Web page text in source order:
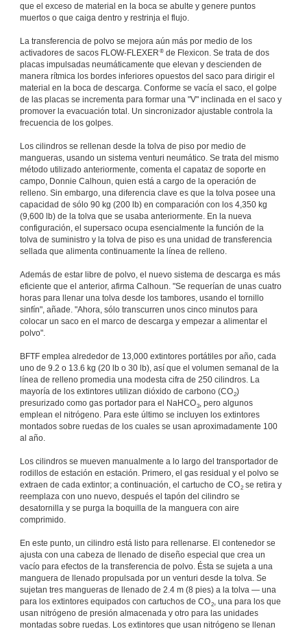
que el exceso de material en la boca se abulte y genere puntos
muertos o que caiga dentro y restrinja el flujo.
La transferencia de polvo se mejora aún más por medio de los
activadores de sacos FLOW-FLEXER ® de Flexicon. Se trata de dos
placas impulsadas neumáticamente que elevan y descienden de
manera rítmica los bordes inferiores opuestos del saco para dirigir el
material en la boca de descarga. Conforme se vacía el saco, el golpe
de las placas se incrementa para formar una "V" inclinada en el saco y
promover la evacuación total. Un sincronizador ajustable controla la
frecuencia de los golpes.
Los cilindros se rellenan desde la tolva de piso por medio de
mangueras, usando un sistema venturi neumático. Se trata del mismo
método utilizado anteriormente, comenta el capataz de soporte en
campo, Donnie Calhoun, quien está a cargo de la operación de
relleno. Sin embargo, una diferencia clave es que la tolva posee una
capacidad de sólo 90 kg (200 lb) en comparación con los 4,350 kg
(9,600 lb) de la tolva que se usaba anteriormente. En la nueva
configuración, el supersaco ocupa esencialmente la función de la
tolva de suministro y la tolva de piso es una unidad de transferencia
sellada que alimenta continuamente la línea de relleno.
Además de estar libre de polvo, el nuevo sistema de descarga es más
eficiente que el anterior, afirma Calhoun. "Se requerían de unas cuatro
horas para llenar una tolva desde los tambores, usando el tornillo
sinfín", añade. "Ahora, sólo transcurren unos cinco minutos para
colocar un saco en el marco de descarga y empezar a alimentar el
polvo".
BFTF emplea alrededor de 13,000 extintores portátiles por año, cada
uno de 9.2 o 13.6 kg (20 lb o 30 lb), así que el volumen semanal de la
línea de relleno promedia una modesta cifra de 250 cilindros. La
mayoría de los extintores utilizan dióxido de carbono (CO2)
presurizado como gas portador para el NaHCO3 , pero algunos
emplean el nitrógeno. Para este último se incluyen los extintores
montados sobre ruedas de los cuales se usan aproximadamente 100
al año.
Los cilindros se mueven manualmente a lo largo del transportador de
rodillos de estación en estación. Primero, el gas residual y el polvo se
extraen de cada extintor; a continuación, el cartucho de CO2 se retira y
reemplaza con uno nuevo, después el tapón del cilindro se
desatornilla y se purga la boquilla de la manguera con aire
comprimido.
En este punto, un cilindro está listo para rellenarse. El contenedor se
ajusta con una cabeza de llenado de diseño especial que crea un
vacío para efectos de la transferencia de polvo. Ésta se sujeta a una
manguera de llenado propulsada por un venturi desde la tolva. Se
sujetan tres mangueras de llenado de 2.4 m (8 pies) a la tolva — una
para los extintores equipados con cartuchos de CO2 , una para los que
usan nitrógeno de presión almacenada y otro para las unidades
montadas sobre ruedas. Los extintores que usan nitrógeno se llenan